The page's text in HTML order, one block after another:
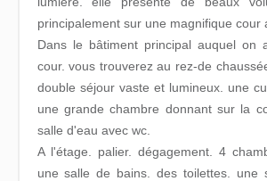
principalement sur une magnifique cour
Dans le bâtiment principal auquel on
cour. vous trouverez au rez-de
double séjour vaste et lumineux. une
une grande chambre donnant sur la
salle d'eau avec wc.
A l'étage. palier. dégagement. 4
une salle de bains. des toilettes. une